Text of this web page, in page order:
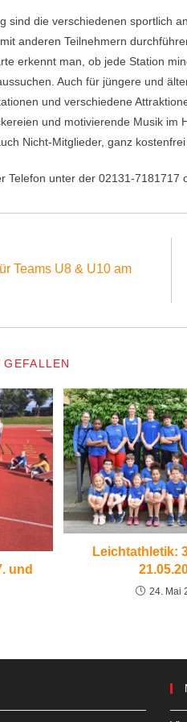
sind die verschiedenen sportlich
anderen Teilnehmern
erkennt man, ob jede Station
Auch für jüngere und
und verschiedene
und motivierende Musik
Nicht-Mitglieder, ganz
Telefon unter der 02131-
Teams U8 & U10 am
und
Leichtathletik:
24. Mai